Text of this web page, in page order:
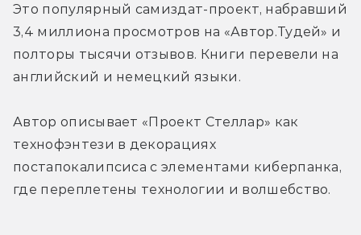
Это популярный самиздат-проект, набравший
3,4 миллиона просмотров на «Автор.Тудей» и
полторы тысячи отзывов. Книги перевели на
английский и немецкий языки.
Автор описывает «Проект Стеллар» как
технофэнтези в декорациях
постапокалипсиса с элементами киберпанка,
где переплетены технологии и волшебство.